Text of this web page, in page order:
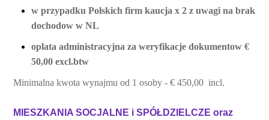
w przypadku Polskich firm kaucja x 2 z uwagi na brak
dochodow w NL
oplata administracyjna za weryfikacje dokumentow €
50,00 excl.btw
Minimalna kwota wynajmu od 1 osoby - € 450,00 incl.
MIESZKANIA SOCJALNE i SPÓŁDZIELCZE oraz